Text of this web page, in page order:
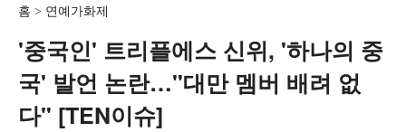
홈 연예가화제
'중국인' 트리플에스 신위, '하나의 중
국' 발언 논란…"대만 멤버 배려 없
다" [TEN이슈]